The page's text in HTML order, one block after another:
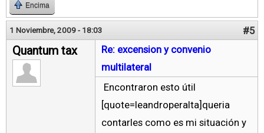
Encima
1 Noviembre, 2009 - 18:03 #5
Quantum tax
Re: excension y convenio
multilateral
Encontraron esto útil
[quote=leandroperalta]queria
contarles como es mi situación y